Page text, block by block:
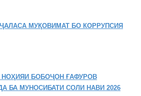
МУҚОВИМАТ БО КОРРУПСИЯ
НОҲИЯИ БОБОҶОН ҒАФУРОВ
БА МУНОСИБАТИ СОЛИ НАВИ 2026